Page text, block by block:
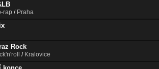
rap / Praha
Rock
/ Kralovice